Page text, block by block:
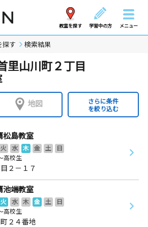
教室を探す 学習中の方 メニュー
探す 検索結果
里山川町２丁目
地図
さらに条件
を絞り込む
松島教室
火 水 木 金 土
日
高校生
２－１７
池端教室
火 水 木 金 土
日
高校生
２４番地